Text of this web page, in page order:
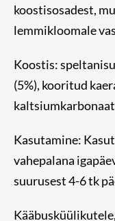
koostisosadest,
lemmikloomale
Koostis:
(5%), kooritud
Kasutamine:
vahepalana
suurusest 4-6 tk